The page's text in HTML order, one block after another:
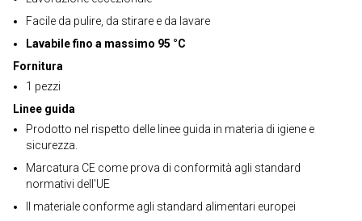
Facile da pulire, da stirare e da lavare
Lavabile fino a massimo 95 °C
Fornitura
1 pezzi
Linee guida
Prodotto nel rispetto delle linee guida in materia di igiene e
sicurezza.
Marcatura CE come prova di conformità agli standard
normativi dell'UE
Il materiale conforme agli standard alimentari europei